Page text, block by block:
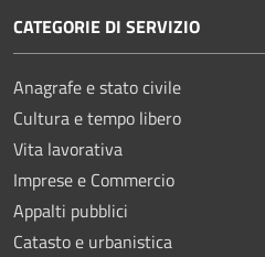
CATEGORIE DI SERVIZIO
Anagrafe e stato civile
Cultura e tempo libero
Vita lavorativa
Imprese e Commercio
Appalti pubblici
Catasto e urbanistica